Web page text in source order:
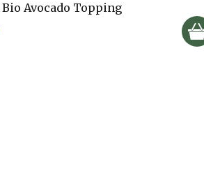
Bio Avocado Topping